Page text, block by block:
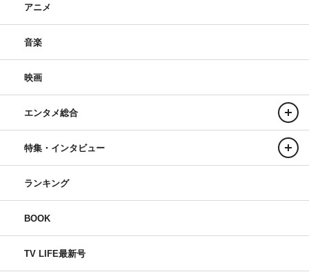
アニメ
音楽
映画
エンタメ総合
特集・インタビュー
ランキング
BOOK
TV LIFE最新号